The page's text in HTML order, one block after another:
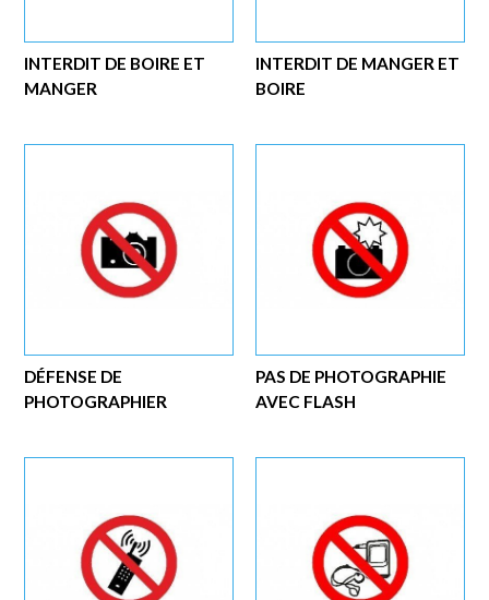
INTERDIT DE MANGER ET
BOIRE
INTERDIT DE BOIRE ET
MANGER
PAS DE PHOTOGRAPHIE
AVEC FLASH
DÉFENSE DE
PHOTOGRAPHIER